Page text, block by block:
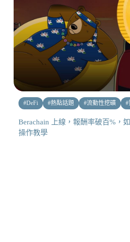
#DeFi #熱點話題 #流動性挖礦 #
Berachain 上線，報酬率破百%，
操作教學